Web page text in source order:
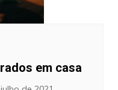
em casa